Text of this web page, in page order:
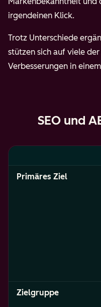
irgendeinen Klick.
Trotz Unterschiede
stützen sich auf viele
Verbesserungen in
SEO und
Primäres Ziel
Zielgruppe